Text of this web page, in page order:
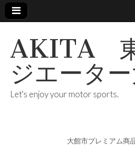
AKITA
ジエータ
Let's enjoy your motor sports.
大館市プレミアム商